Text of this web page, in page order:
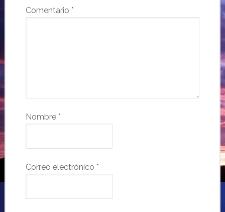
Comentario *
Nombre *
Correo electrónico *